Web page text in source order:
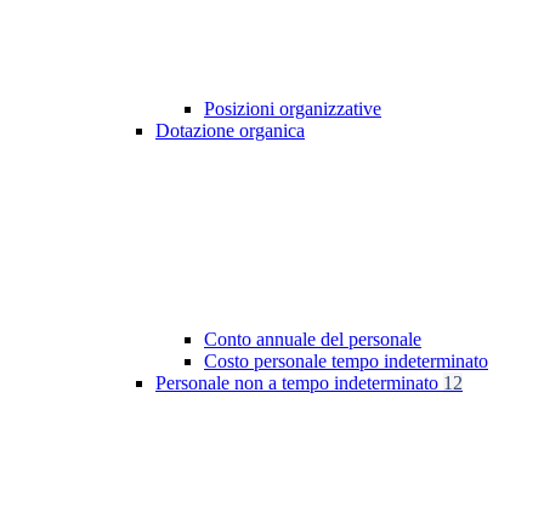
Posizioni organizzative
Dotazione organica
Conto annuale del personale
Costo personale tempo indeterminato
Personale non a tempo indeterminato 12